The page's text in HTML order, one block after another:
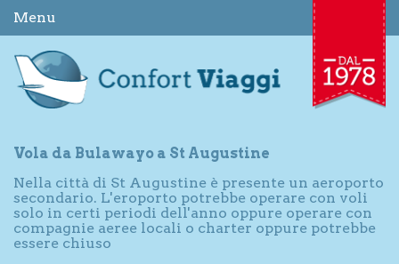
Menu
Vola da Bulawayo a St Augustine
Nella città di St Augustine è presente un aeroporto
secondario. L'eroporto potrebbe operare con voli
solo in certi periodi dell'anno oppure operare con
compagnie aeree locali o charter oppure potrebbe
essere chiuso